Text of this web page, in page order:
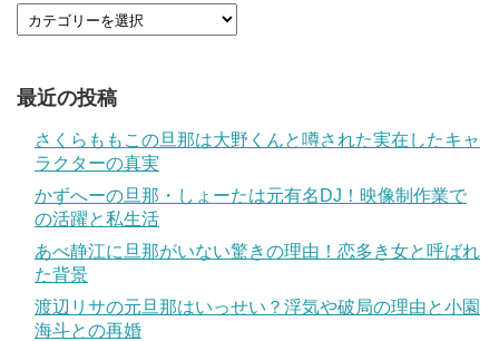
最近の投稿
さくらももこの旦那は大野くんと噂された実在したキャ
ラクターの真実
かずへーの旦那・しょーたは元有名DJ！映像制作業で
の活躍と私生活
あべ静江に旦那がいない驚きの理由！恋多き女と呼ばれ
た背景
渡辺リサの元旦那はいっせい？浮気や破局の理由と小園
海斗との再婚